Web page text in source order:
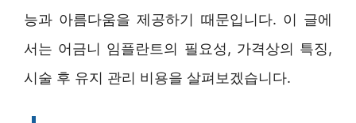
능과 아름다움을 제공하기 때문입니다. 이 글에
서는 어금니 임플란트의 필요성, 가격상의 특징,
시술 후 유지 관리 비용을 살펴보겠습니다.